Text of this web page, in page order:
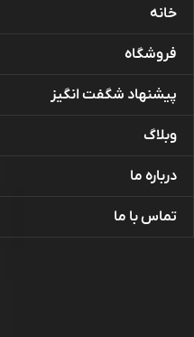
خانه
فروشگاه
پیشنهاد شگفت انگیز
وبلاگ
درباره ما
تماس با ما